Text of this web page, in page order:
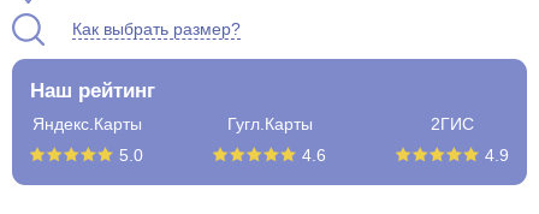
Как выбрать размер?
Наш рейтинг
Яндекс.Карты
5.0
Гугл.Карты
4.6
2ГИС
4.9